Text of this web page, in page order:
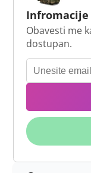
Obavesti me
dostupan.